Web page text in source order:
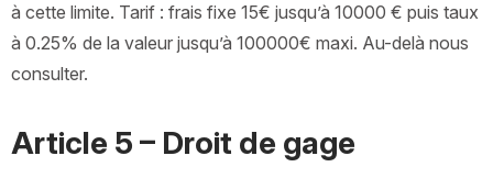
à cette limite. Tarif : frais fixe 15€ jusqu’à 10000 € puis taux
à 0.25% de la valeur jusqu’à 100000€ maxi. Au-delà nous
consulter.
Article 5 – Droit de gage